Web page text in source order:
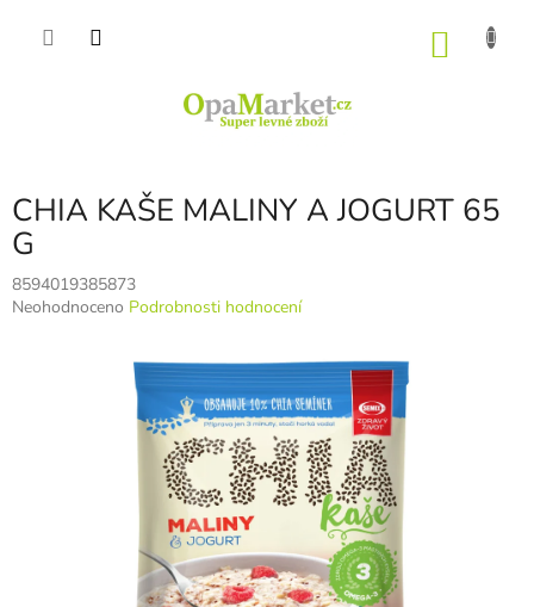
CHIA KAŠE MALINY A JOGURT 65
G
8594019385873
Průměrné
Neohodnoceno Podrobnosti hodnocení